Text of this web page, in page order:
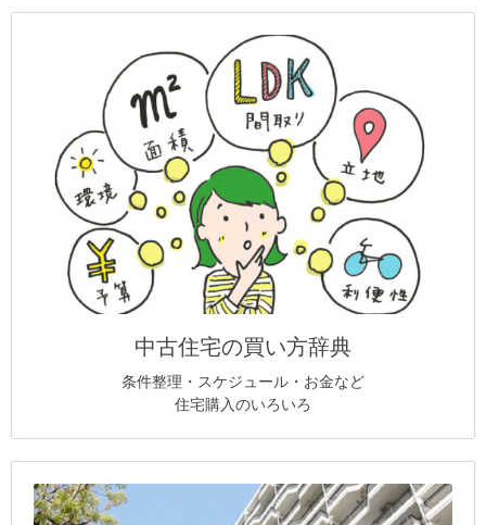
中古住宅の買い方辞典
条件整理・スケジュール・お金など
住宅購入のいろいろ